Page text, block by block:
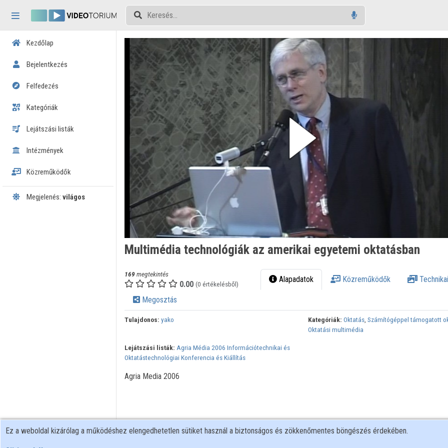
Tartalom kihagyása
Kezdőlap
Bejelentkezés
Felfedezés
Kategóriák
Lejátszási listák
Intézmények
Közreműködők
Megjelenés: világos
Multimédia technológiák az amerikai egyetemi oktatásban
169megtekintés
0.00 (0 értékelésből) Alapadatok Közreműködők
Megosztás
Tulajdonos: yako Kategóriák: Oktatás,Számítógéppel támogatott
Oktatási multimédia
Lejátszási listák: Agria Média 2006 Információtechnikai és
Oktatástechnológiai Konferencia és Kiállítás
Agria Media 2006
Ez a weboldal kizárólag a működéshez elengedhetetlen sütiket használ a biztonságos és zökkenőmentes böngészés érdekében.